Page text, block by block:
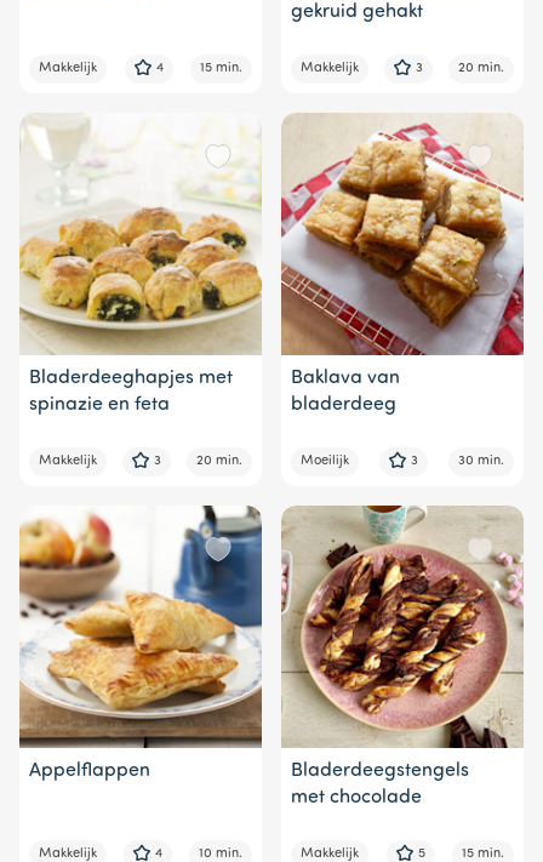
Makkelijk 4 15 min.
gekruid gehakt
Makkelijk 3 20 min.
Bladerdeeghapjes met
spinazie en feta
Makkelijk 3 20 min.
Baklava van
bladerdeeg
Moeilijk 3 30 min.
Appelflappen
Makkelijk 4 10 min.
Bladerdeegstengels
met chocolade
Makkelijk 5 15 min.